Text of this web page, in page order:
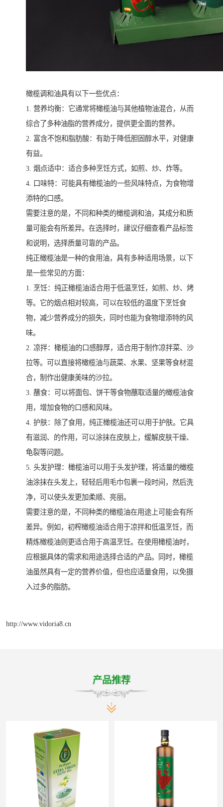
橄榄调和油具有以下一些优点：
1. 营养均衡：它通常将橄榄油与其他植物油混合，从而
综合了多种油脂的营养成分，提供更全面的营养。
2. 富含不饱和脂肪酸：有助于降低胆固醇水平，对健康
有益。
3. 烟点适中：适合多种烹饪方式，如煎、炒、炸等。
4. 口味特：可能具有橄榄油的一些风味特点，为食物增
添特的口感。
需要注意的是，不同和种类的橄榄调和油，其成分和质
量可能会有所差异。在选择时，建议仔细查看产品标签
和说明，选择质量可靠的产品。
纯正橄榄油是一种的食用油，具有多种适用场景，以下
是一些常见的方面：
1. 烹饪：纯正橄榄油适合用于低温烹饪，如煎、炒、烤
等。它的烟点相对较高，可以在较低的温度下烹饪食
物，减少营养成分的损失，同时也能为食物增添特的风
味。
2. 凉拌：橄榄油的口感醇厚，适合用于制作凉拌菜、沙
拉等。可以直接将橄榄油与蔬菜、水果、坚果等食材混
合，制作出健康美味的沙拉。
3. 蘸食：可以将面包、饼干等食物蘸取适量的橄榄油食
用，增加食物的口感和风味。
4. 护肤：除了食用，纯正橄榄油还可以用于护肤。它具
有滋润、的作用，可以涂抹在皮肤上，缓解皮肤干燥、
龟裂等问题。
5. 头发护理：橄榄油可以用于头发护理，将适量的橄榄
油涂抹在头发上，轻轻后用毛巾包裹一段时间，然后洗
净，可以使头发更加柔顺、亮丽。
需要注意的是，不同种类的橄榄油在用途上可能会有所
差异。例如，初榨橄榄油适合用于凉拌和低温烹饪，而
精炼橄榄油则更适合用于高温烹饪。在使用橄榄油时，
应根据具体的需求和用途选择合适的产品。同时，橄榄
油虽然具有一定的营养价值，但也应适量食用，以免摄
入过多的脂肪。
http://www.vidoria8.cn
产品推荐